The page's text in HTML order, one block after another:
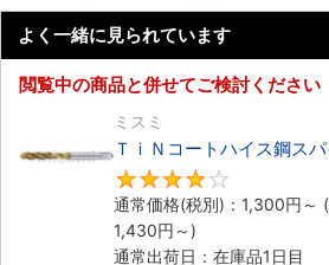
よく一緒に見られています
閲覧中の商品と併せてご検討ください
ミスミ
ＴｉＮコートハイス鋼ス
通常価格(税別)： 1,300円 ～
1,430円 ～)
通常出荷日：在庫品1日目